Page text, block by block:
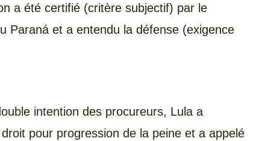
a été certifié (critère subjectif) par le
Paraná et a entendu la défense (exigence
intention des procureurs, Lula a
pour progression de la peine et a appelé